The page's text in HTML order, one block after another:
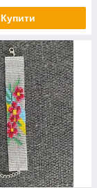
Купити